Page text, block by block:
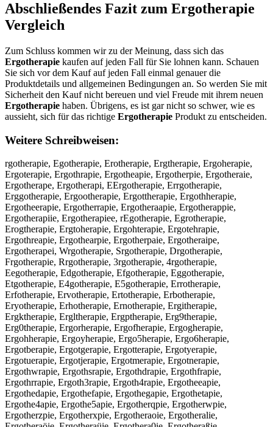
Abschließendes Fazit zum Ergotherapie
Vergleich
Zum Schluss kommen wir zu der Meinung, dass sich das
Ergotherapie kaufen auf jeden Fall für Sie lohnen kann. Schauen
Sie sich vor dem Kauf auf jeden Fall einmal genauer die
Produktdetails und allgemeinen Bedingungen an. So werden Sie mit
Sicherheit den Kauf nicht bereuen und viel Freude mit ihrem neuen
Ergotherapie haben. Übrigens, es ist gar nicht so schwer, wie es
aussieht, sich für das richtige Ergotherapie Produkt zu entscheiden.
Weitere Schreibweisen:
rgotherapie, Egotherapie, Erotherapie, Ergtherapie, Ergoherapie,
Ergoterapie, Ergothrapie, Ergotheapie, Ergotherpie, Ergotheraie,
Ergotherape, Ergotherapi, EErgotherapie, Errgotherapie,
Erggotherapie, Ergootherapie, Ergottherapie, Ergothherapie,
Ergotheerapie, Ergotherrapie, Ergotheraapie, Ergotherappie,
Ergotherapiie, Ergotherapiee, rEgotherapie, Egrotherapie,
Erogtherapie, Ergtoherapie, Ergohterapie, Ergotehrapie,
Ergothreapie, Ergothearpie, Ergotherpaie, Ergotheraipe,
Ergotherapei, Wrgotherapie, Srgotherapie, Drgotherapie,
Frgotherapie, Rrgotherapie, 3rgotherapie, 4rgotherapie,
Eegotherapie, Edgotherapie, Efgotherapie, Eggotherapie,
Etgotherapie, E4gotherapie, E5gotherapie, Errotherapie,
Erfotherapie, Ervotherapie, Ertotherapie, Erbotherapie,
Eryotherapie, Erhotherapie, Ernotherapie, Ergitherapie,
Ergktherapie, Ergltherapie, Ergptherapie, Erg9therapie,
Erg0therapie, Ergorherapie, Ergofherapie, Ergogherapie,
Ergohherapie, Ergoyherapie, Ergo5herapie, Ergo6herapie,
Ergotberapie, Ergotgerapie, Ergotterapie, Ergotyerapie,
Ergotuerapie, Ergotjerapie, Ergotmerapie, Ergotnerapie,
Ergothwrapie, Ergothsrapie, Ergothdrapie, Ergothfrapie,
Ergothrrapie, Ergoth3rapie, Ergoth4rapie, Ergotheeapie,
Ergothedapie, Ergothefapie, Ergothegapie, Ergothetapie,
Ergothe4apie, Ergothe5apie, Ergotherqpie, Ergotherwpie,
Ergotherzpie, Ergotherxpie, Ergotheraoie, Ergotheralie,